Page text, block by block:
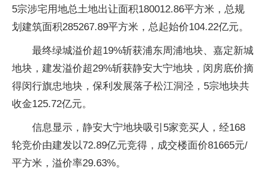
5宗涉宅用地总土地出让面积180012.86平方米，总规
划建筑面积285267.89平方米，总起始价104.22亿元。
最终绿城溢价超19%斩获浦东周浦地块、嘉定新城
地块，建发溢价超29%斩获静安大宁地块，闵房底价摘
得闵行旗忠地块，保利发展落子松江洞泾，5宗地块共
收金125.72亿元。
信息显示，静安大宁地块吸引5家竞买人，经168
轮竞价由建发以72.89亿元竞得，成交楼面价81665元/
平方米，溢价率29.63%。